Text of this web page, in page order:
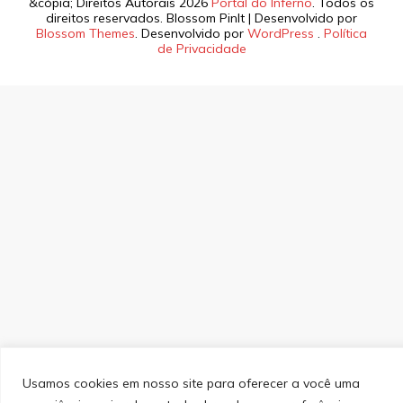
Usamos cookies em nosso site para oferecer a você uma
direitos reservados. Blossom PinIt | Desenvolvido por
Blossom Themes . Desenvolvido por WordPress
Política
de Privacidade